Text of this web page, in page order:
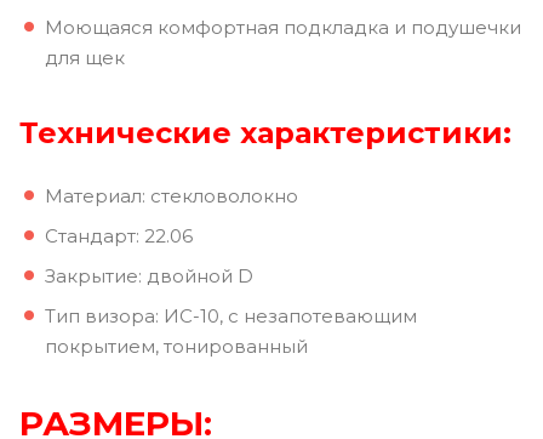
Моющаяся комфортная подкладка и подушечки
для щек
Технические характеристики:
Материал: стекловолокно
Стандарт: 22.06
Закрытие: двойной D
Тип визора: ИС-10, с незапотевающим
покрытием, тонированный
РАЗМЕРЫ: